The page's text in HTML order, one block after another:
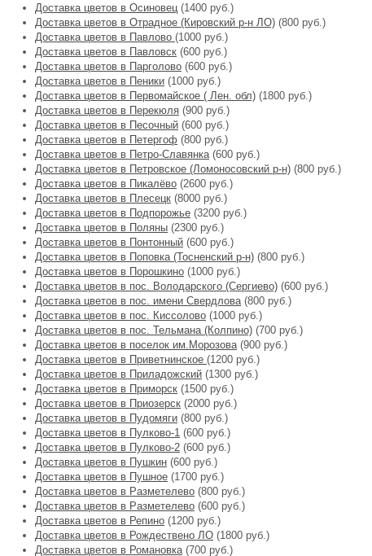
Доставка цветов в Осиновец (1400 руб.)
Доставка цветов в Отрадное (Кировский р-н ЛО) (800 руб.)
Доставка цветов в Павлово (1000 руб.)
Доставка цветов в Павловск (600 руб.)
Доставка цветов в Парголово (600 руб.)
Доставка цветов в Пеники (1000 руб.)
Доставка цветов в Первомайское ( Лен. обл) (1800 руб.)
Доставка цветов в Перекюля (900 руб.)
Доставка цветов в Песочный (600 руб.)
Доставка цветов в Петергоф (800 руб.)
Доставка цветов в Петро-Славянка(600 руб.)
Доставка цветов в Петровское (Ломоносовский р-н) (800 руб.)
Доставка цветов в Пикалёво (2600 руб.)
Доставка цветов в Плесецк (8000 руб.)
Доставка цветов в Подпорожье (3200 руб.)
Доставка цветов в Поляны (2300 руб.)
Доставка цветов в Понтонный (600 руб.)
Доставка цветов в Поповка (Тосненский р-н) (800 руб.)
Доставка цветов в Порошкино (1000 руб.)
Доставка цветов в пос. Володарского (Сергиево) (600 руб.)
Доставка цветов в пос. имени Свердлова(800 руб.)
Доставка цветов в пос. Киссолово (1000 руб.)
Доставка цветов в пос. Тельмана (Колпино) (700 руб.)
Доставка цветов в поселок им.Морозова(900 руб.)
Доставка цветов в Приветнинское (1200 руб.)
Доставка цветов в Приладожский (1300 руб.)
Доставка цветов в Приморск (1500 руб.)
Доставка цветов в Приозерск (2000 руб.)
Доставка цветов в Пудомяги (800 руб.)
Доставка цветов в Пулково-1 (600 руб.)
Доставка цветов в Пулково-2 (600 руб.)
Доставка цветов в Пушкин (600 руб.)
Доставка цветов в Пушное (1700 руб.)
Доставка цветов в Разметелево (800 руб.)
Доставка цветов в Разметелево (600 руб.)
Доставка цветов в Репино (1200 руб.)
Доставка цветов в Рождествено ЛО (1800 руб.)
Доставка цветов в Романовка(700 руб.)